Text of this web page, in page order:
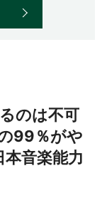
のは不可
99％がや
音楽能力